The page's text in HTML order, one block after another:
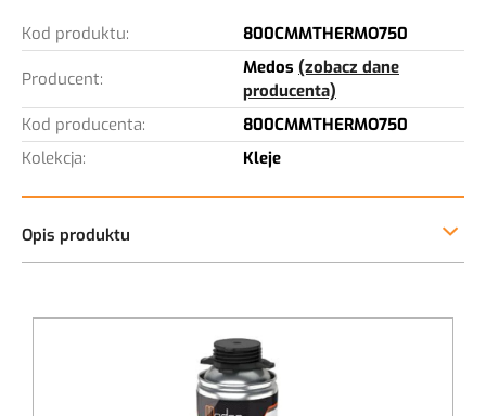
Kod produktu: 800CMMTHERMO750
Producent:
Medos (zobacz dane
producenta)
Kod producenta:
800CMMTHERMO750
Kolekcja:
Kleje
Szybki klej uniwersalny - doskonały do montażu
parapetów i nakładek renowacyjnych.